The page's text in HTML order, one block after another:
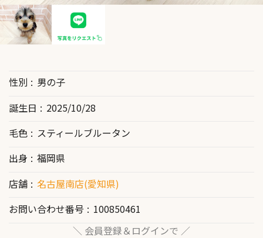
性別
男の子
誕生日
2025/10/28
毛色
スティールブルータン
出身
福岡県
店舗
名古屋南店(愛知県)
お問い合わせ番号
100850461
＼ 会員登録＆ログインで ／